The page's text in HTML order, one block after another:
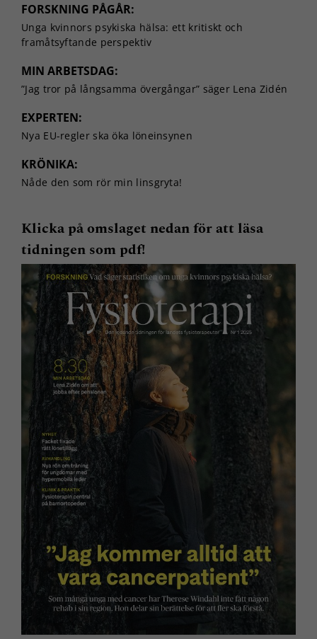
FORSKNING PÅGÅR:
Unga kvinnors psykiska hälsa: ett kritiskt och
framåtsyftande perspektiv
MIN ARBETSDAG:
”Jag tror på långsamma övergångar” säger Lena Zidén
EXPERTEN:
Nya EU-regler ska öka löneinsynen
KRÖNIKA:
Nåde den som rör min linsgryta!
Klicka på omslaget nedan för att läsa
tidningen som pdf!